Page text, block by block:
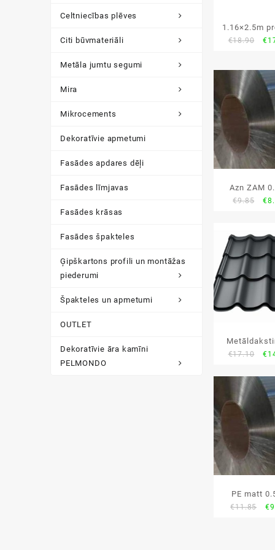
Celtniecības plēves
Citi būvmateriāli
Metāla jumtu segumi
Mira
Mikrocements
Dekoratīvie apmetumi
Fasādes apdares dēļi
Fasādes līmjavas
Fasādes krāsas
Fasādes špakteles
Ģipškartons profili un montāžas
piederumi
Špakteles un apmetumi
OUTLET
Dekoratīvie āra kamīni
PELMONDO
1.16×2.5m
€18.90 €
Azn ZAM
€9.85 €
matt
€17.10 €
PE matt
€11.85 €